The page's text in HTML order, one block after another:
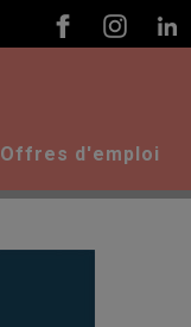
Offres d'emploi